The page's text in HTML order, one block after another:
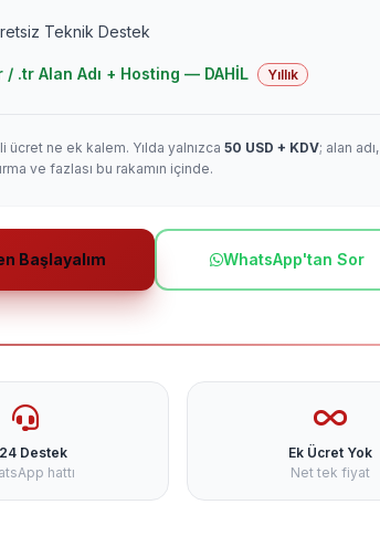
Teknik Destek
/ .tr Alan Adı + Hosting — DAHİL Yıllık
ücret ne ek kalem. Yılda yalnızca 50 USD + KDV; alan adı,
ve fazlası bu rakamın içinde.
Başlayalım WhatsApp'tan Sor
Destek
hattı
Ek Ücret Yok
Net tek fiyat